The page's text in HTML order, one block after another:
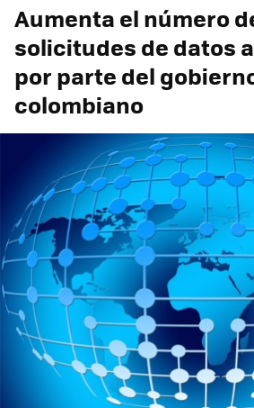
Aumenta el número
solicitudes de datos
por parte del
colombiano